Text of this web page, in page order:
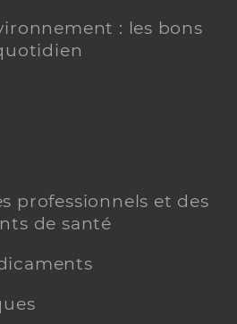
: les bons
professionnels et des
de santé